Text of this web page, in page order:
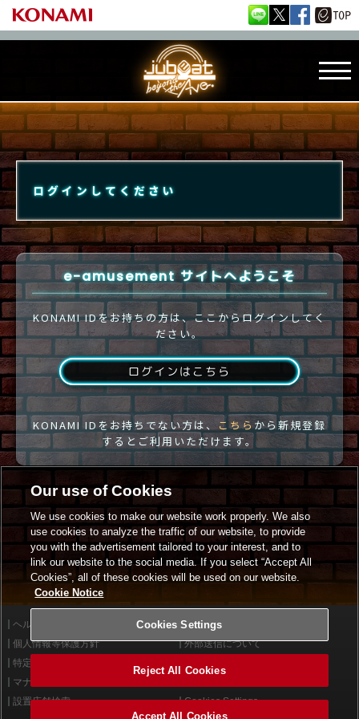
ログインしてください
e-amusement サイトへようこそ
KONAMI IDをお持ちの方は、ここからログインしてく
ださい。
ログインはこちら
KONAMI IDをお持ちでない方は、 こちらから新規登録
するとご利用いただけます。
ヘルプ
利用規約
個人情報等保護方針
外部送信について
特定商取引法に基づく表示
マナー＆ルール
設置店舗検索
Cookies Settings
Our use of Cookies
We use cookies to make our website work properly. We also
use cookies to analyze the traffic of our website, to provide
you with the advertisement tailored to your interest, and to
link our website to the social media. If you select “Accept All
Cookies”, all of these cookies will be used on our website.
Cookie Notice
Cookies Settings
Reject All Cookies
Accept All Cookies